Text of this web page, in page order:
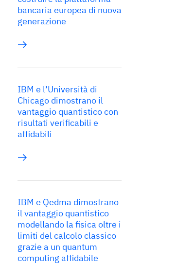
bancaria europea di nuova
generazione
IBM e l’Università di
Chicago dimostrano il
vantaggio quantistico con
risultati verificabili e
affidabili
IBM e Qedma dimostrano
il vantaggio quantistico
modellando la fisica oltre i
limiti del calcolo classico
grazie a un quantum
computing affidabile